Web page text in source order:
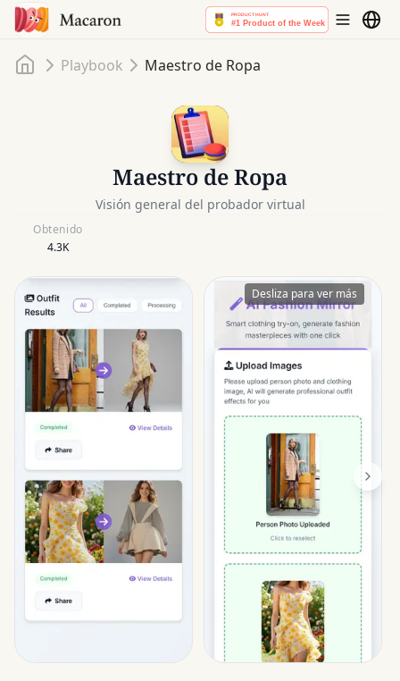
InicioPlaybook Maestro de Ropa
Maestro de Ropa
Visión general del probador virtual
Obtenido
4.3K
Desliza para ver más